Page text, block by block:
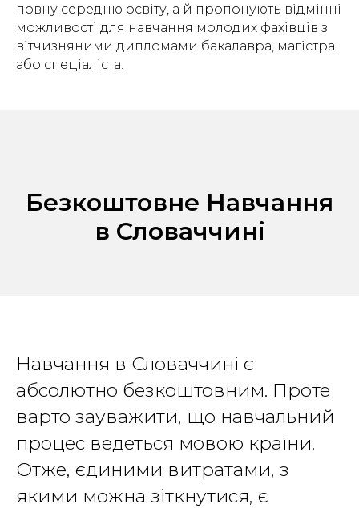
повну середню освіту, а й пропонують відмінні
можливості для навчання молодих фахівців з
вітчизняними дипломами бакалавра, магістра
або спеціаліста.
Безкоштовне Навчання
в Словаччині
Навчання в Словаччині є
абсолютно безкоштовним. Проте
варто зауважити, що навчальний
процес ведеться мовою країни.
Отже, єдиними витратами, з
якими можна зіткнутися, є